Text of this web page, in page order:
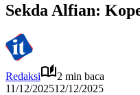
Sekda Alfian:
Redaksi
2 min baca
11/12/202512/12/2025